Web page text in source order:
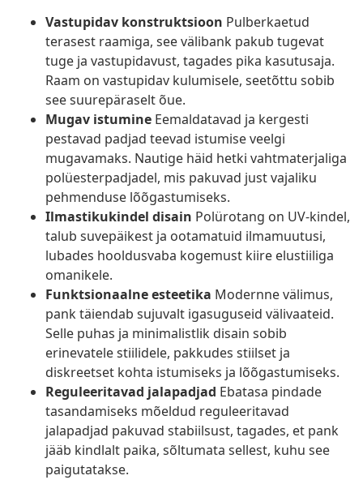
Vastupidav konstruktsioon Pulberkaetud
terasest raamiga, see välibank pakub tugevat
tuge ja vastupidavust, tagades pika kasutusaja.
Raam on vastupidav kulumisele, seetõttu sobib
see suurepäraselt õue.
Mugav istumine Eemaldatavad ja kergesti
pestavad padjad teevad istumise veelgi
mugavamaks. Nautige häid hetki vahtmaterjaliga
polüesterpadjadel, mis pakuvad just vajaliku
pehmenduse lõõgastumiseks.
Ilmastikukindel disain Polürotang on UV-kindel,
talub suvepäikest ja ootamatuid ilmamuutusi,
lubades hooldusvaba kogemust kiire elustiiliga
omanikele.
Funktsionaalne esteetika Modernne välimus,
pank täiendab sujuvalt igasuguseid välivaateid.
Selle puhas ja minimalistlik disain sobib
erinevatele stiilidele, pakkudes stiilset ja
diskreetset kohta istumiseks ja lõõgastumiseks.
Reguleeritavad jalapadjad Ebatasa pindade
tasandamiseks mõeldud reguleeritavad
jalapadjad pakuvad stabiilsust, tagades, et pank
jääb kindlalt paika, sõltumata sellest, kuhu see
paigutatakse.